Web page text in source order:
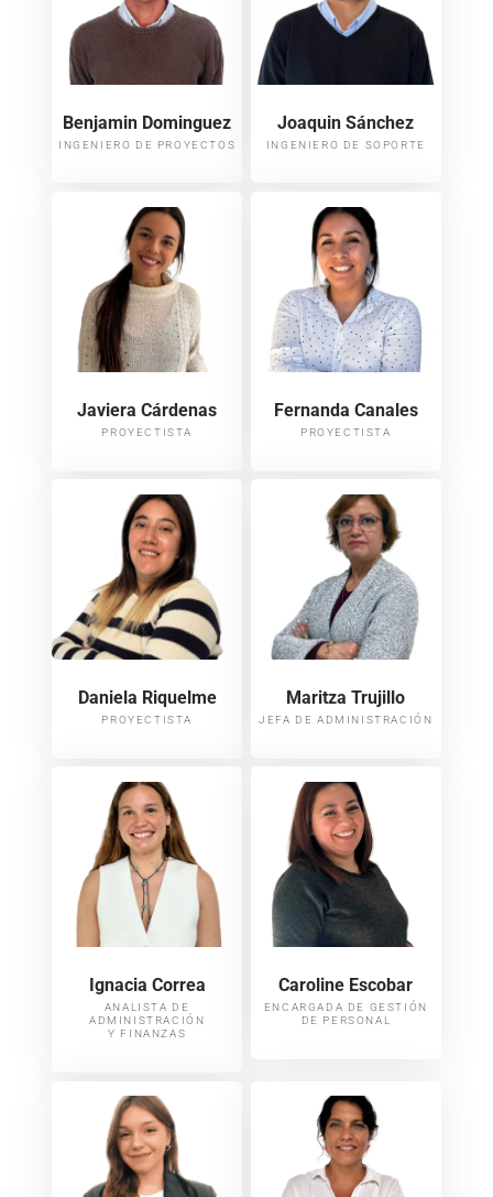
Benjamin Dominguez
INGENIERO DE PROYECTOS
Joaquin Sánchez
INGENIERO DE SOPORTE
Javiera Cárdenas
PROYECTISTA
Fernanda Canales
PROYECTISTA
Daniela Riquelme
PROYECTISTA
Maritza Trujillo​
JEFA DE ADMINISTRACIÓN​
Ignacia Correa
ANALISTA DE
ADMINISTRACIÓN
Y FINANZAS
Caroline Escobar
ENCARGADA DE GESTIÓN
DE PERSONAL